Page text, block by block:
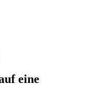
eine